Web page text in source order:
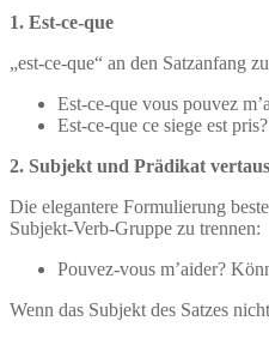
1. Est-ce-que
„est-ce-que“ an den Satzanfang
Est-ce-que vous pouvez
Est-ce-que ce siege est
2. Subjekt und Prädikat
Die elegantere Formulierung
Subjekt-Verb-Gruppe zu trennen:
Pouvez-vous m’aider?
Wenn das Subjekt des Satzes